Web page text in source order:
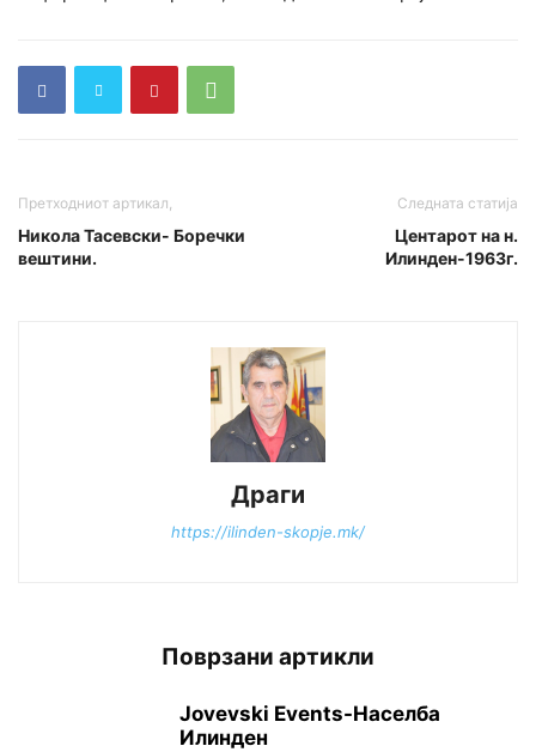
Претходниот артикал,
Никола Тасевски- Боречки
вештини.
Следната статија
Центарот на н.
Илинден-1963г.
Драги
https://ilinden-skopje.mk/
Поврзани артикли
Jovevski Events-Населба
Илинден